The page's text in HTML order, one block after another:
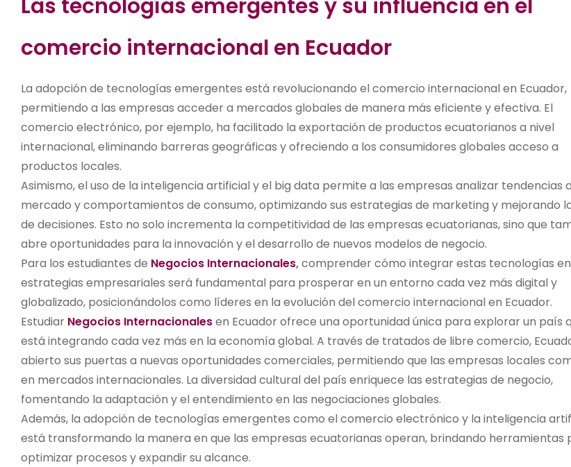
Las tecnologías emergentes y su influencia en el
comercio internacional en Ecuador
La adopción de tecnologías emergentes está revolucionando el comercio internacional en Ecuador,
permitiendo a las empresas acceder a mercados globales de manera más eficiente y efectiva. El
comercio electrónico, por ejemplo, ha facilitado la exportación de productos ecuatorianos a nivel
internacional, eliminando barreras geográficas y ofreciendo a los consumidores globales acceso a
productos locales.
Asimismo, el uso de la inteligencia artificial y el big data permite a las empresas analizar tendencias
mercado y comportamientos de consumo, optimizando sus estrategias de marketing y mejorando
de decisiones. Esto no solo incrementa la competitividad de las empresas ecuatorianas, sino que
abre oportunidades para la innovación y el desarrollo de nuevos modelos de negocio.
Para los estudiantes de Negocios Internacionales,comprender cómo integrar estas tecnologías
estrategias empresariales será fundamental para prosperar en un entorno cada vez más digital y
globalizado, posicionándolos como líderes en la evolución del comercio internacional en Ecuador.
Estudiar Negocios Internacionalesen Ecuador ofrece una oportunidad única para explorar un país
está integrando cada vez más en la economía global. A través de tratados de libre comercio,
abierto sus puertas a nuevas oportunidades comerciales, permitiendo que las empresas locales
en mercados internacionales. La diversidad cultural del país enriquece las estrategias de negocio,
fomentando la adaptación y el entendimiento en las negociaciones globales.
Además, la adopción de tecnologías emergentes como el comercio electrónico y la inteligencia
está transformando la manera en que las empresas ecuatorianas operan, brindando herramientas
optimizar procesos y expandir su alcance.